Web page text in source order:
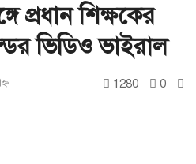
প্রধান শিক্ষকের
ভিডিও ভাইরাল
1280 0